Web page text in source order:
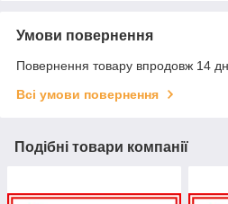
Умови повернення
Повернення товару впродовж 14
Всі умови повернення
Подібні товари компанії